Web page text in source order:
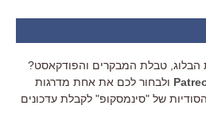
הבלוג, טבלת המבקרים והפודקאסט?
ולבחור לכם את אחת מדרגות
של "סינמסקופ" לקבלת עדכונים